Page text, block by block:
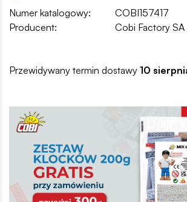
Numer katalogowy:
COBI157417
Producent:
Cobi Factory SA
Przewidywany termin dostawy 10